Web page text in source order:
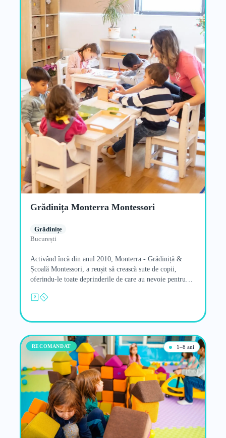
Grădinița Monterra Montessori
Grădinițe
București
Activând încă din anul 2010, Monterra - Grădiniță &
Școală Montessori, a reușit să crească sute de copii,
oferindu-le toate deprinderile de care au nevoie pentru…
1–8 ani
RECOMANDAT